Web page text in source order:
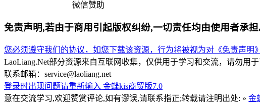
微信赞助
免责声明,若由于商用引起版权纠纷,一切责任均由使用者承担
您必须遵守我们的协议，如您下载该资源，行为将被视为对《免责声明
LaoLiang.Net部分资源来自互联网收集，仅供用于学习和交流，请勿用
联系邮箱：service@laoliang.net
登录时出现问题请重新输入 金蝶kis商贸版7.0
意在交流学习,欢迎赞赏评论,如有谬误,请联系指正;转载请注明出处: » 金